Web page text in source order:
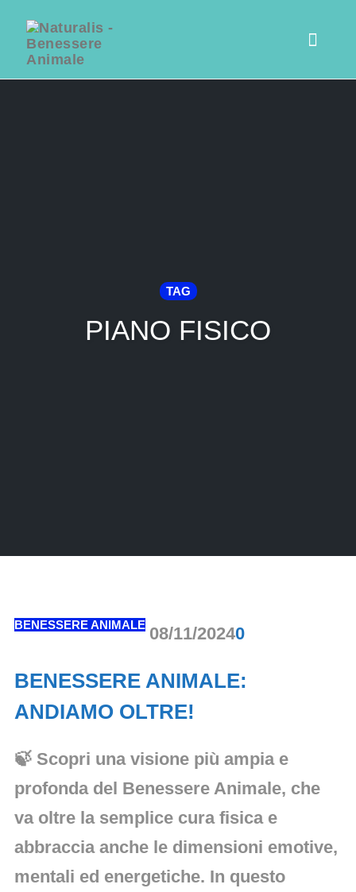
TAG
PIANO FISICO
BENESSERE ANIMALE 08/11/20240Comments
BENESSERE ANIMALE:
ANDIAMO OLTRE!
🍃 Scopri una visione più ampia e
profonda del Benessere Animale, che
va oltre la semplice cura fisica e
abbraccia anche le dimensioni emotive,
mentali ed energetiche. In questo